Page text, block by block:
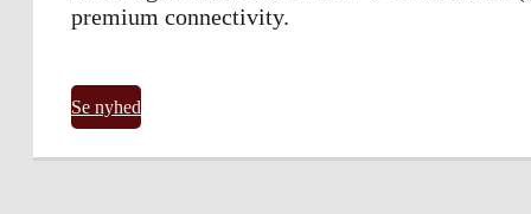
premium connectivity.
Se nyhed